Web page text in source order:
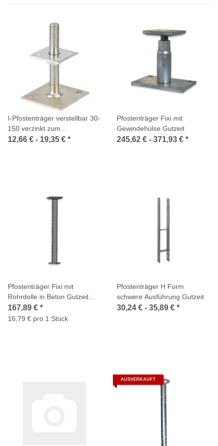
I-Pfostenträger verstellbar 30-
150 verzinkt zum
Aufschrauben GAH
12,66 € - 19,35 € *
Pfostenträger Fixi mit
Gewindehülse Gutzeit
245,62 € - 371,93 € *
Pfostenträger Fixi mit
Rohrdolle in Beton Gutzeit
90x90x500 10 Stück
167,89 € *
16,79 € pro 1 Stück
Pfostenträger H Form
schwere Ausführung Gutzeit
30,24 € - 35,89 € *
AUSVERKAUFT